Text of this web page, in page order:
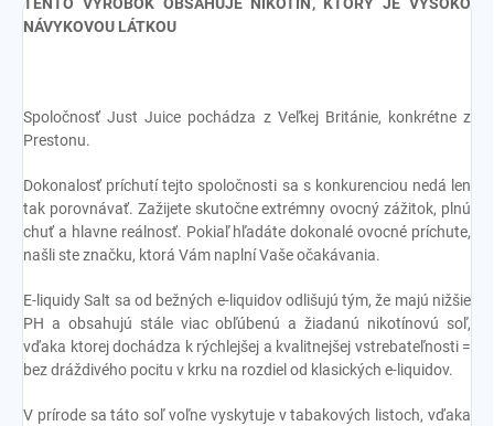
TENTO VÝROBOK OBSAHUJE NIKOTÍN, KTORÝ JE VYSOKO
NÁVYKOVOU LÁTKOU
Spoločnosť Just Juice pochádza z Veľkej Británie, konkrétne z
Prestonu.
Dokonalosť príchutí tejto spoločnosti sa s konkurenciou nedá len
tak porovnávať. Zažijete skutočne extrémny ovocný zážitok, plnú
chuť a hlavne reálnosť. Pokiaľ hľadáte dokonalé ovocné príchute,
našli ste značku, ktorá Vám naplní Vaše očakávania.
E-liquidy Salt sa od bežných e-liquidov odlišujú tým, že majú nižšie
PH a obsahujú stále viac obľúbenú a žiadanú nikotínovú soľ,
vďaka ktorej dochádza k rýchlejšej a kvalitnejšej vstrebateľnosti =
bez dráždivého pocitu v krku na rozdiel od klasických e-liquidov.
V prírode sa táto soľ voľne vyskytuje v tabakových listoch, vďaka